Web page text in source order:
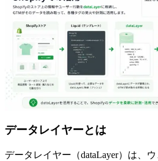
データレイヤーとは
データレイヤー（dataLayer）は、